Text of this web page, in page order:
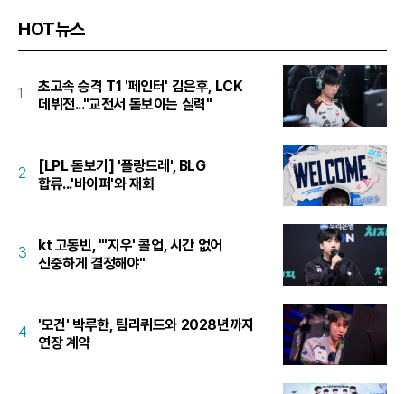
HOT뉴스
1
초고속 승격 T1 '페인터' 김은후, LCK
데뷔전..."교전서 돋보이는 실력"
2
[LPL 돋보기] '플랑드레', BLG
합류...'바이퍼'와 재회
3
kt 고동빈, "'지우' 콜업, 시간 없어
신중하게 결정해야"
4
'모건' 박루한, 팀리퀴드와 2028년까지
연장 계약